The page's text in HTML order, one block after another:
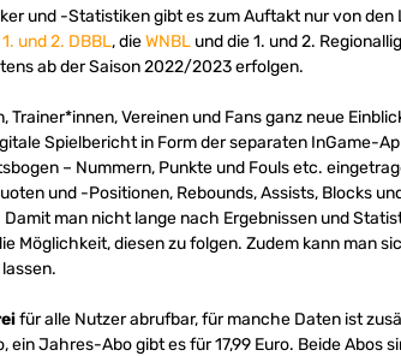
und -Statistiken gibt es zum Auftakt nur von den
1. und 2. DBBL, dieWNBL und die 1. und 2.
ab der Saison 2022/2023 erfolgen.
Trainer*innen, Vereinen und Fans ganz neue
Spielbericht in Form der separaten InGame-
– Nummern, Punkte und Fouls etc.
und -Positionen, Rebounds, Assists, Blocks
man nicht lange nach Ergebnissen und
Möglichkeit, diesen zu folgen. Zudem kann man
für alle Nutzer abrufbar, für manche Daten ist
ein Jahres-Abo gibt es für 17,99 Euro. Beide Abos